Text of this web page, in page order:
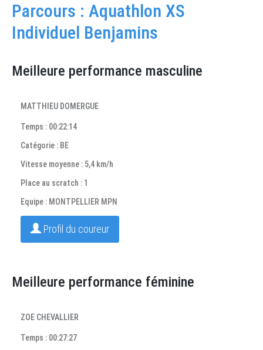
Parcours : Aquathlon XS
Individuel Benjamins
Meilleure performance masculine
MATTHIEU DOMERGUE
Temps : 00:22:14
Catégorie : BE
Vitesse moyenne : 5,4 km/h
Place au scratch : 1
Equipe : MONTPELLIER MPN
Profil du coureur
Meilleure performance féminine
ZOE CHEVALLIER
Temps : 00:27:27